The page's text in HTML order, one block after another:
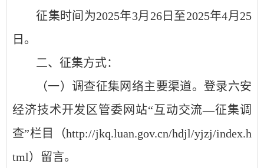
征集时间为2025年3月 26日至2025年4月 25
日。
二、 征集方式：
（一）调查征集网络主要渠道。登录六安
经济技术开发区管委网站“互动交流—征集调
查”栏目（http://jkq.luan.gov.cn/hdjl/yjzj/index.h
tml）留言。